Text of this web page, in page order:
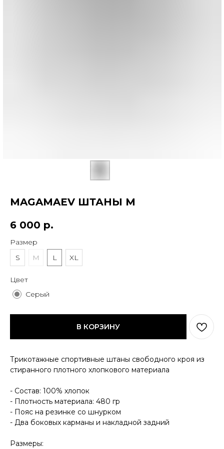
MAGAMAEV ШТАНЫ M
6 000 р.
Размер
S
M L XL
Цвет
Серый
В КОРЗИНУ
Трикотажные спортивные штаны свободного кроя из
стиранного плотного хлопкового материала
- Состав: 100% хлопок
- Плотность материала: 480 гр
- Пояс на резинке со шнурком
- Два боковых карманы и накладной задний
Размеры:
ДОКУМЕНТЫ
ДОСТАВКА
ОПЛАТА